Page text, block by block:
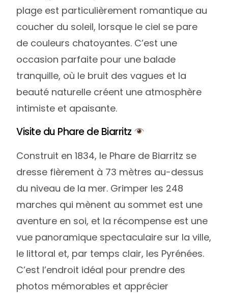
plage est particulièrement romantique au
coucher du soleil, lorsque le ciel se pare
de couleurs chatoyantes. C’est une
occasion parfaite pour une balade
tranquille, où le bruit des vagues et la
beauté naturelle créent une atmosphère
intimiste et apaisante.
Visite du Phare de Biarritz
Construit en 1834, le Phare de Biarritz se
dresse fièrement à 73 mètres au-dessus
du niveau de la mer. Grimper les 248
marches qui mènent au sommet est une
aventure en soi, et la récompense est une
vue panoramique spectaculaire sur la ville,
le littoral et, par temps clair, les Pyrénées.
C’est l’endroit idéal pour prendre des
photos mémorables et apprécier